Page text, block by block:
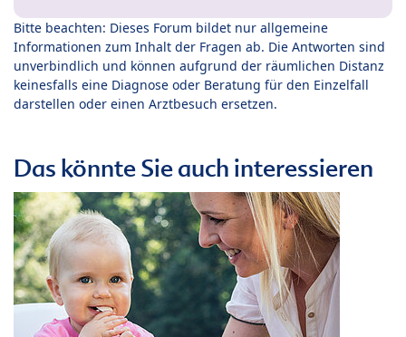
Bitte beachten: Dieses Forum bildet nur allgemeine
Informationen zum Inhalt der Fragen ab. Die Antworten sind
unverbindlich und können aufgrund der räumlichen Distanz
keinesfalls eine Diagnose oder Beratung für den Einzelfall
darstellen oder einen Arztbesuch ersetzen.
Das könnte Sie auch interessieren